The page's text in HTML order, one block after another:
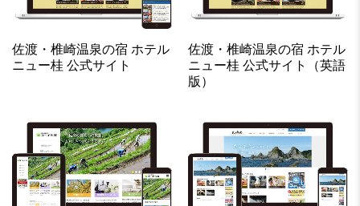
佐渡・椎崎温泉の宿 ホテル
ニュー桂 公式サイト
佐渡・椎崎温泉の宿 ホテル
ニュー桂 公式サイト（英語
版）